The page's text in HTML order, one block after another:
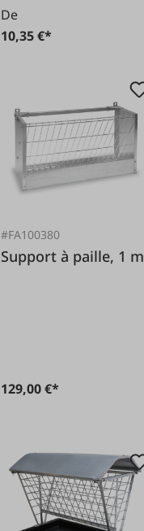
De
10,35 €*
#FA100380
Support à paille, 1 m
129,00 €*